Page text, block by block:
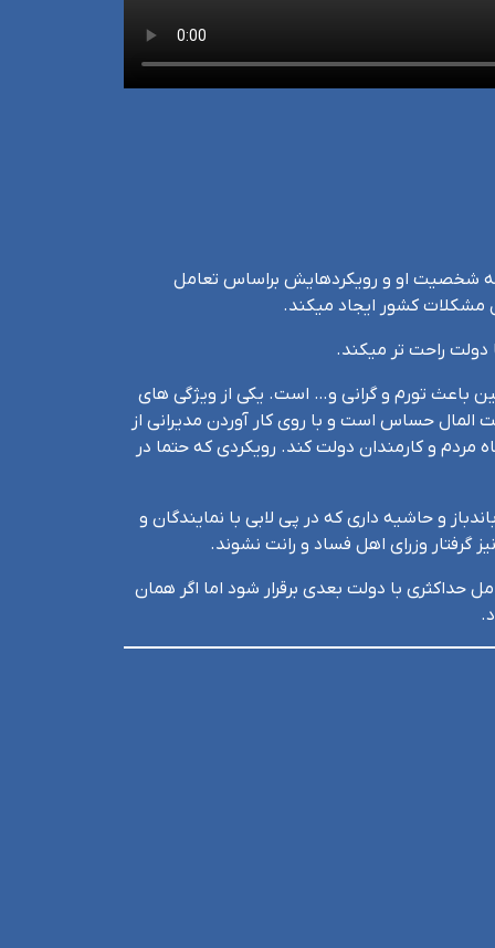
که شخصیت او و رویکردهایش براساس تعامل
مشکلات کشور ایجاد میکند.
دولت راحت تر میکند.
باعث تورم و گرانی و… است. یکی از ویژگی های
حساس است و با روی کار آوردن مدیرانی از
و کارمندان دولت کند. رویکردی که حتما در
و حاشیه داری که در پی لابی با نمایندگان و
گرفتار وزرای اهل فساد و رانت نشوند.
حداکثری با دولت بعدی برقرار شود اما اگر همان